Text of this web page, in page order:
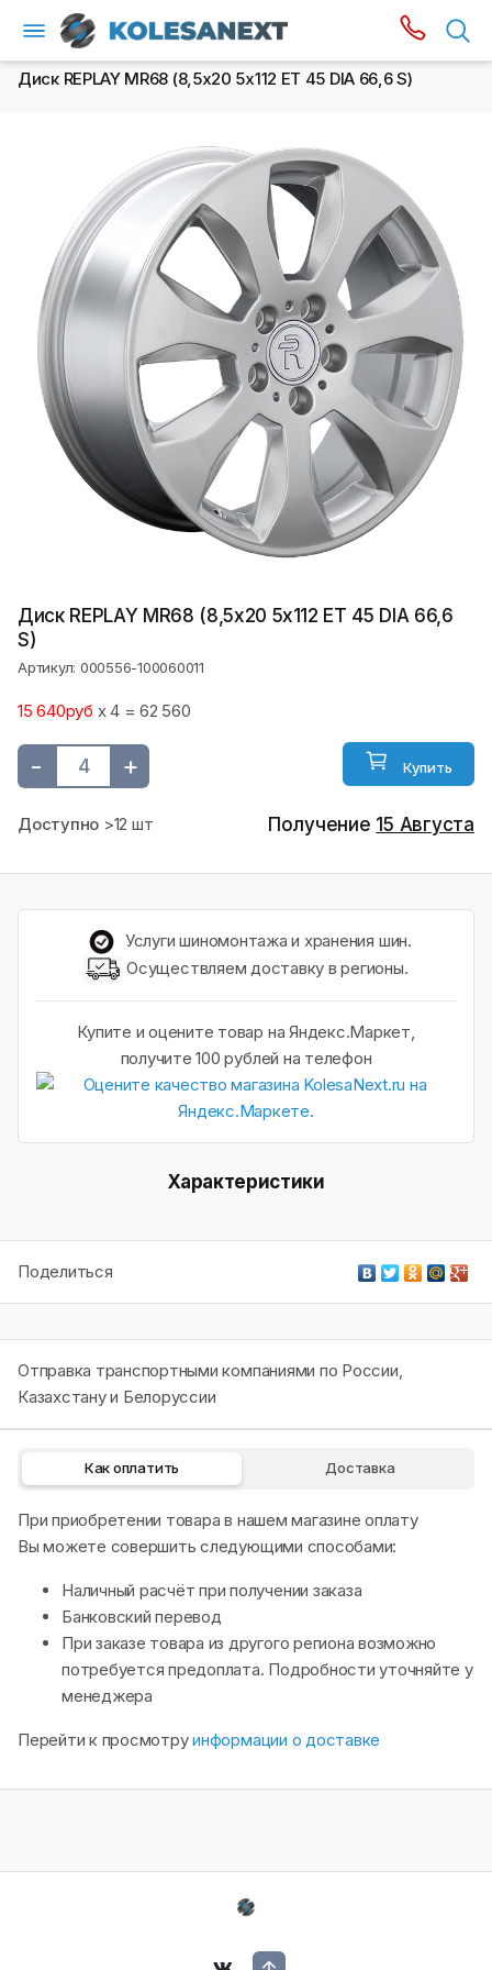
Диск REPLAY MR68 (8,5х20 5x112 ET 45 DIA 66,6 S)
Диск REPLAY MR68 (8,5х20 5x112 ET 45 DIA 66,6
S)
Артикул: 000556-100060011
15 640руб x 4 = 62 560
- + Купить
Доступно >12 шт Получение 15 Августа
Услуги шиномонтажа и хранения шин.
Осуществляем доставку в регионы.
Купите и оцените товар на Яндекс.Маркет,
получите 100 рублей на телефон
Характеристики
Поделиться
Отправка транспортными компаниями по России,
Казахстану и Белоруссии
Как оплатить Доставка
При приобретении товара в нашем магазине оплату
Вы можете совершить следующими способами:
Наличный расчёт при получении заказа
Банковский перевод
При заказе товара из другого региона возможно
потребуется предоплата. Подробности уточняйте у
менеджера
Перейти к просмотруинформации о доставке